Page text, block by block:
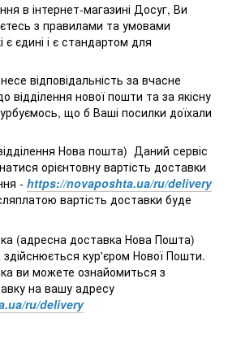
в інтернет-магазині Досуг, Ви
з правилами та умовами
є єдині і є стандартом для
відповідальність за вчасне
відділення нової пошти та за якісну
що б Ваші посилки доїхали
Нова пошта) Даний сервіс
орієнтовну вартість доставки
- https://novaposhta.ua/ru/delivery
вартість доставки буде
(адресна доставка Нова Пошта)
кур'єром Нової Пошти.
ви можете ознайомиться з
на вашу адресу
ru/delivery